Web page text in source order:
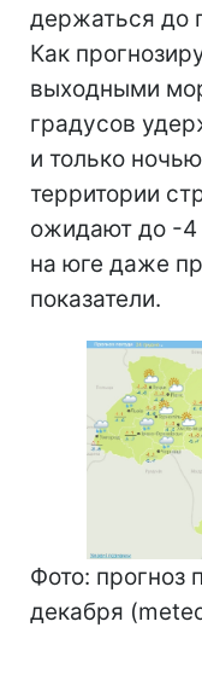
держаться до
Как
выходными
градусов
и только
территории
ожидают до -4
на юге даже
показатели.
Фото: прогноз
декабря